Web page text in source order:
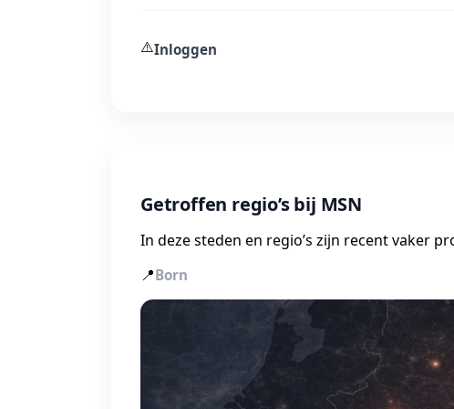
⚠️Inloggen
Getroffen regio’s bij MSN
In deze steden en regio’s zijn recent vaker
📍Born